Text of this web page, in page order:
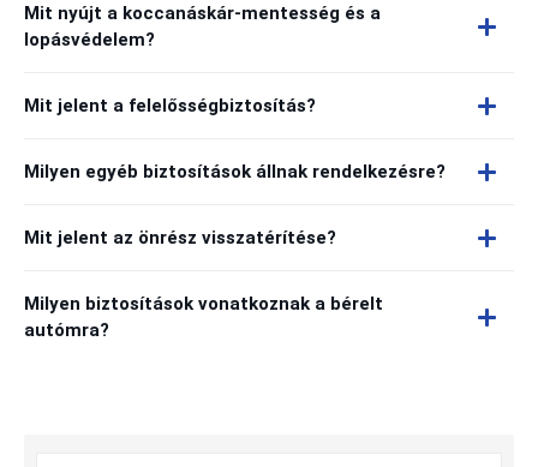
Mit nyújt a koccanáskár-mentesség és a
lopásvédelem?
Mit jelent a felelősségbiztosítás?
Milyen egyéb biztosítások állnak rendelkezésre?
Mit jelent az önrész visszatérítése?
Milyen biztosítások vonatkoznak a bérelt
autómra?